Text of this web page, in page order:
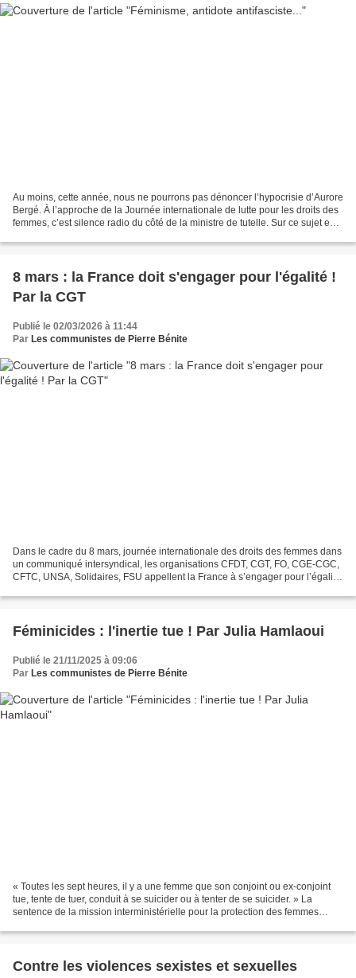
Au moins, cette année, nous ne pourrons pas dénoncer l’hypocrisie d’Aurore
Bergé. À l’approche de la Journée internationale de lutte pour les droits des
femmes, c’est silence radio du côté de la ministre de tutelle. Sur ce sujet en
8 mars : la France doit s'engager pour l'égalité !
Par la CGT
Publié le 02/03/2026 à 11:44
Par Les communistes de Pierre Bénite
Dans le cadre du 8 mars, journée internationale des droits des femmes dans
un communiqué intersyndical, les organisations CFDT, CGT, FO, CGE-CGC,
CFTC, UNSA, Solidaires, FSU appellent la France à s’engager pour l’égalité
Féminicides : l'inertie tue ! Par Julia Hamlaoui
Publié le 21/11/2025 à 09:06
Par Les communistes de Pierre Bénite
« Toutes les sept heures, il y a une femme que son conjoint ou ex-conjoint
tue, tente de tuer, conduit à se suicider ou à tenter de se suicider. » La
sentence de la mission interministérielle pour la protection des femmes
Contre les violences sexistes et sexuelles